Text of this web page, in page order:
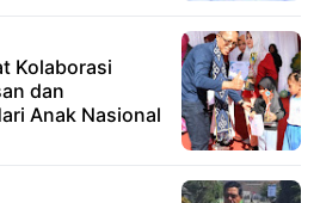
Kolaborasi
Anak Nasional